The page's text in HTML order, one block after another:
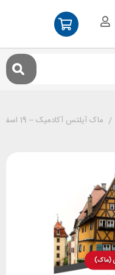
/ ماک آیلتس آکادمیک – 19 اسفند سنتر شرق